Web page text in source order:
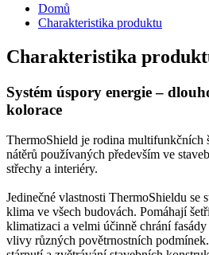
Domů
Charakteristika produktu
Charakteristika
Systém úspory energie –
kolorace
ThermoShield je rodina multifunkčních
nátěrů používaných především ve
střechy a interiéry.
Jedinečné vlastnosti ThermoShieldu se
klima ve všech budovách. Pomáhají
klimatizaci a velmi účinně chrání
vlivy různých povětrnostních